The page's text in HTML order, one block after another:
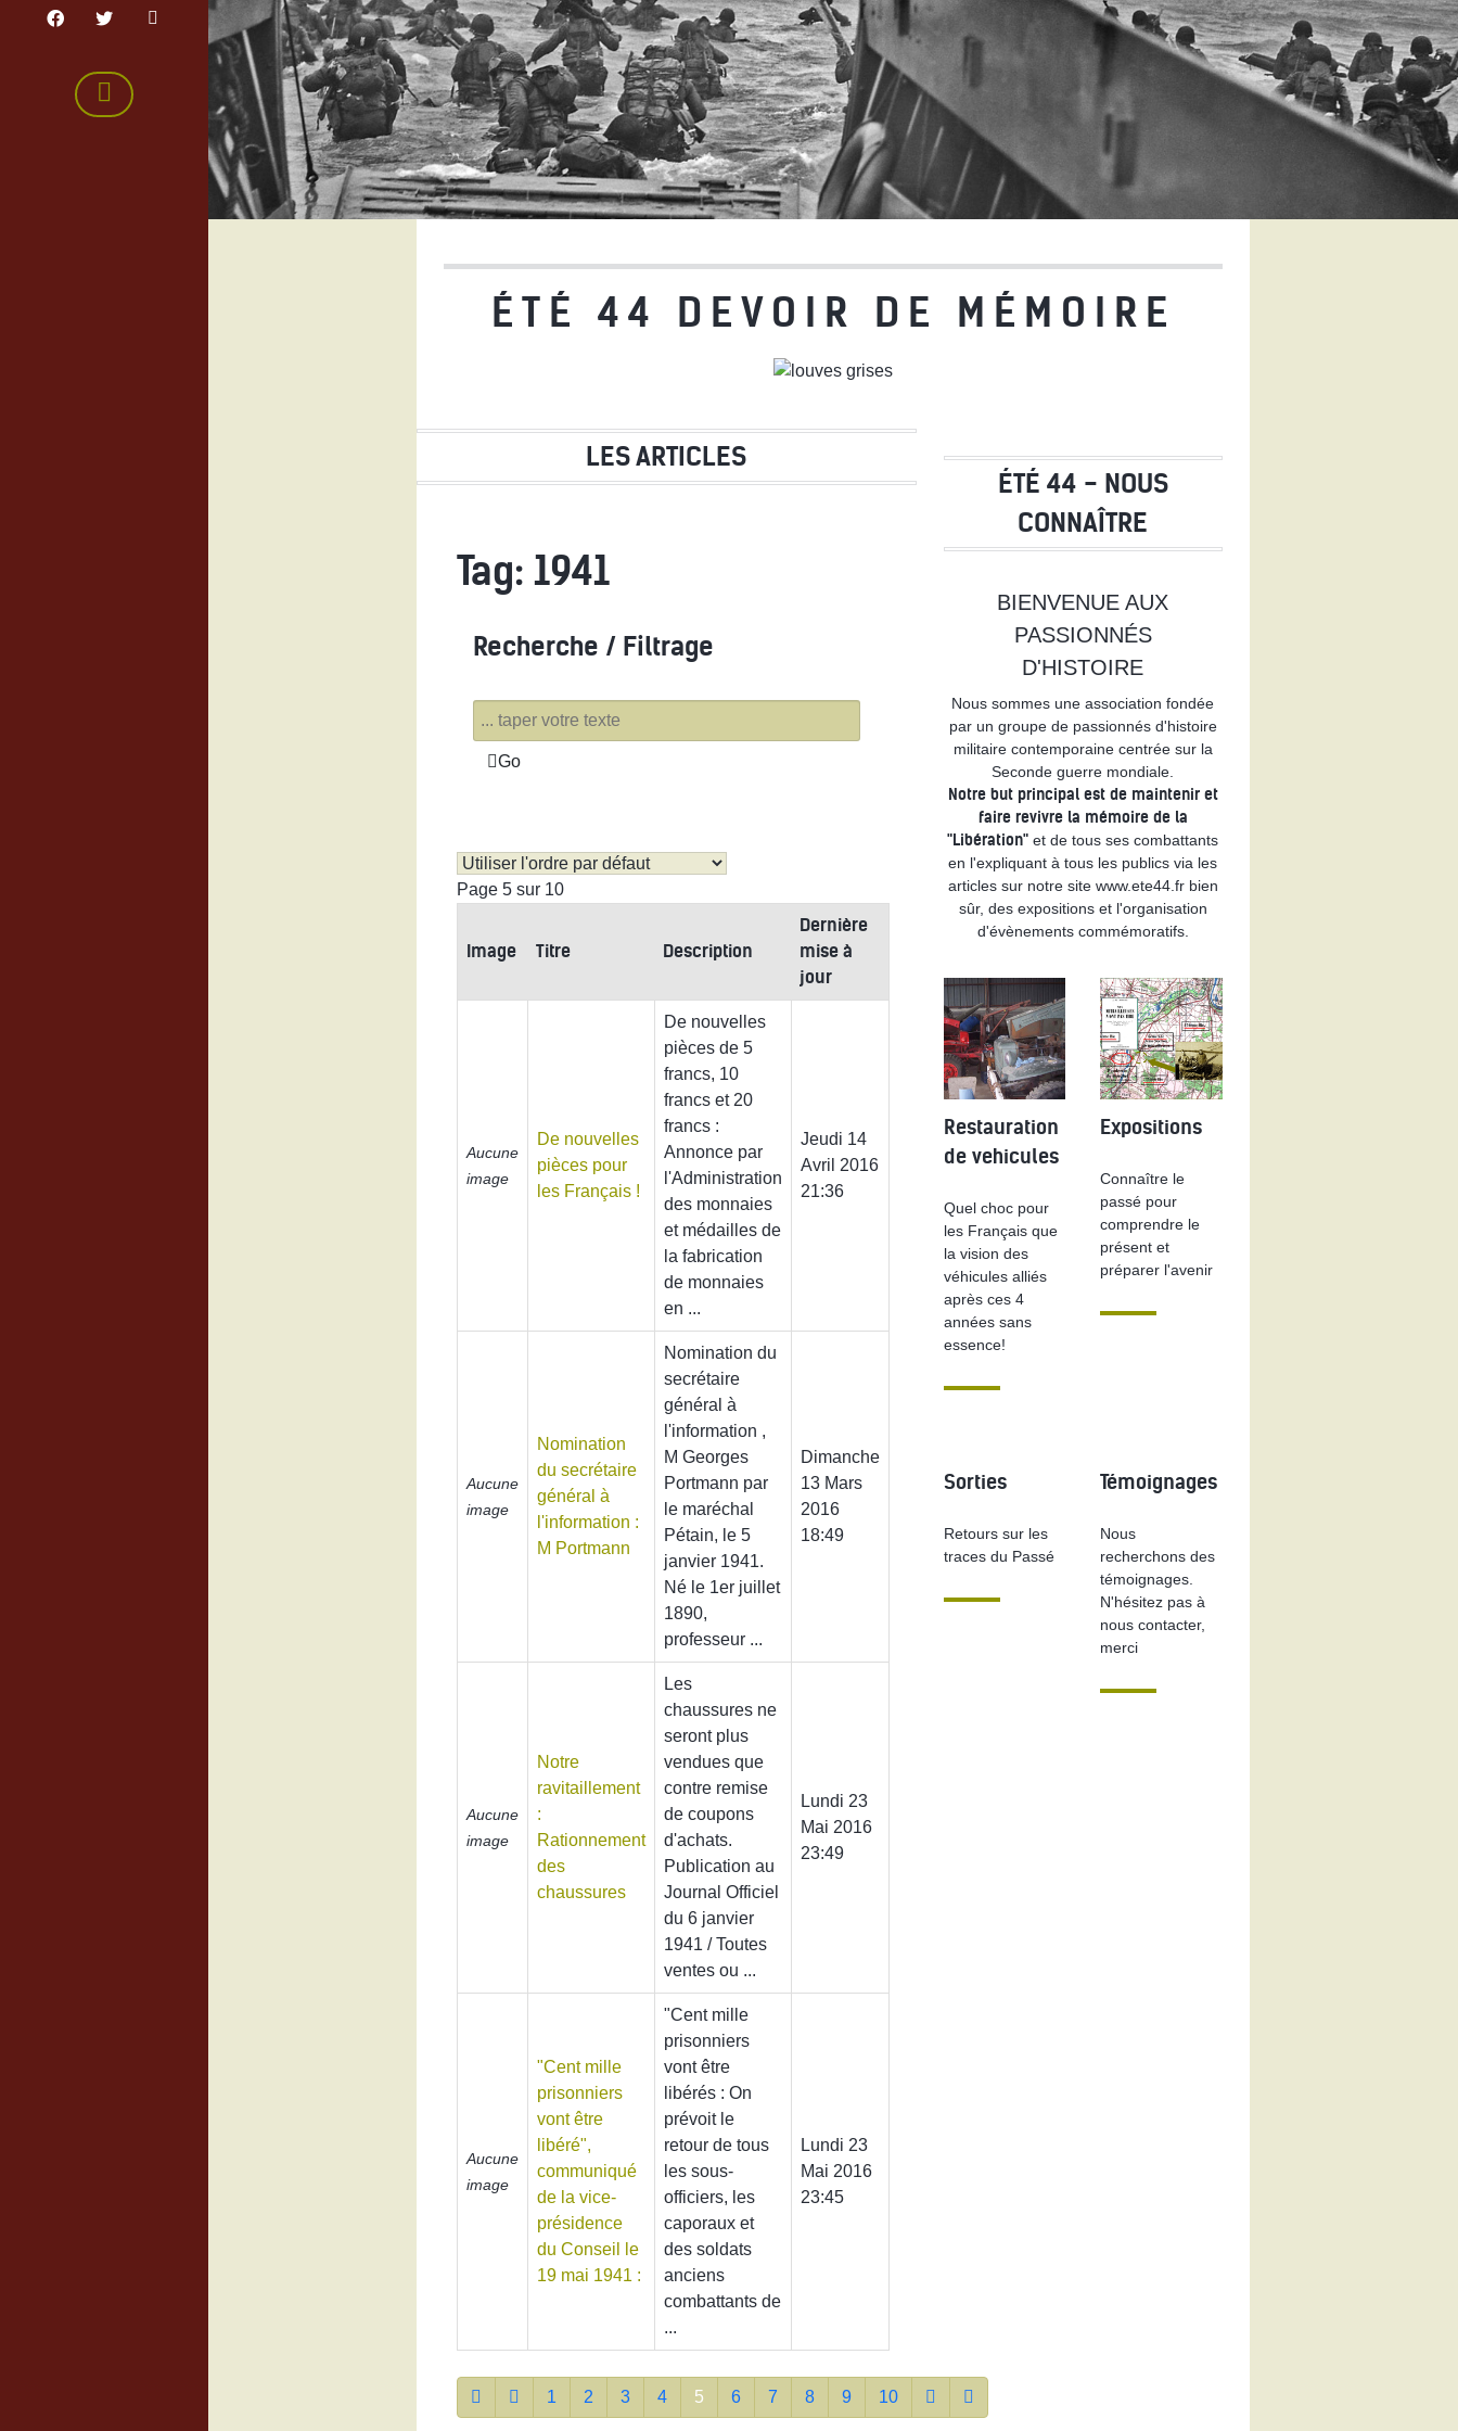
MÉMOIRE
ÉTÉ 1944
ÉTÉ 44 DEVOIR DE MÉMOIRE
LES ARTICLES
Tag: 1941
Recherche / Filtrage
Go
Page 5 sur 10
Image Titre Description
Dernière
mise à
jour
Aucune
image
De nouvelles
pièces pour
les Français !
De nouvelles
pièces de 5
francs, 10
francs et 20
francs :
Annonce par
l'Administration
des monnaies
et médailles de
la fabrication
de monnaies
en ...
Jeudi 14
Avril 2016
21:36
Aucune
image
Nomination
du secrétaire
général à
l'information :
M Portmann
Nomination du
secrétaire
général à
l'information ,
M Georges
Portmann par
le maréchal
Pétain, le 5
janvier 1941.
Né le 1er juillet
1890,
professeur ...
Dimanche
13 Mars
2016
18:49
Aucune
image
Notre
ravitaillement
:
Rationnement
des
chaussures
Les
chaussures ne
seront plus
vendues que
contre remise
de coupons
d'achats.
Publication au
Journal Officiel
du 6 janvier
1941 / Toutes
ventes ou ...
Lundi 23
Mai 2016
23:49
Aucune
image
"Cent mille
prisonniers
vont être
libéré",
communiqué
de la vice-
présidence
du Conseil le
19 mai 1941 :
"Cent mille
prisonniers
vont être
libérés : On
prévoit le
retour de tous
les sous-
officiers, les
caporaux et
des soldats
anciens
combattants de
...
Lundi 23
Mai 2016
23:45
1 2 3 4 5 6 7 8 9 10
ÉTÉ 44 - NOUS
CONNAÎTRE
BIENVENUE AUX
PASSIONNÉS
D'HISTOIRE
Nous sommes une association fondée
par un groupe de passionnés d'histoire
militaire contemporaine centrée sur la
Seconde guerre mondiale.
Notre but principal est de maintenir et
faire revivre la mémoire de la
"Libération" et de tous ses combattants
en l'expliquant à tous les publics via les
articles sur notre site www.ete44.fr bien
sûr, des expositions et l'organisation
d'évènements commémoratifs.
Restauration
de vehicules
Quel choc pour
les Français que
la vision des
véhicules alliés
après ces 4
années sans
essence!
Expositions
Connaître le
passé pour
comprendre le
présent et
préparer l'avenir
Sorties
Retours sur les
traces du Passé
Témoignages
Nous
recherchons des
témoignages.
N'hésitez pas à
nous contacter,
merci